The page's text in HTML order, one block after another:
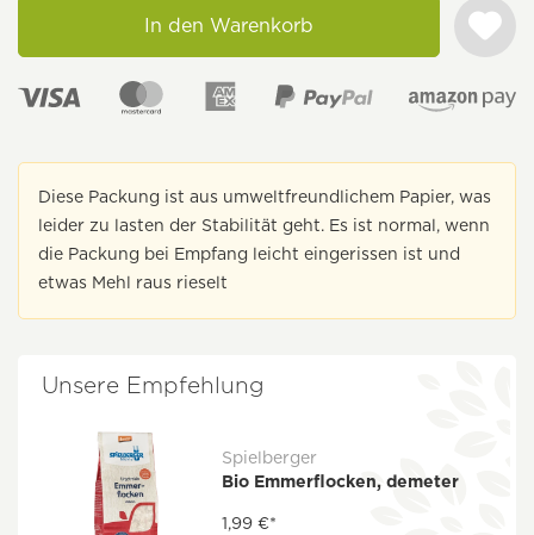
In den Warenkorb
Diese Packung ist aus umweltfreundlichem Papier, was
leider zu lasten der Stabilität geht. Es ist normal, wenn
die Packung bei Empfang leicht eingerissen ist und
etwas Mehl raus rieselt
Unsere Empfehlung
Spielberger
Bio Emmerflocken, demeter
1,99 €*